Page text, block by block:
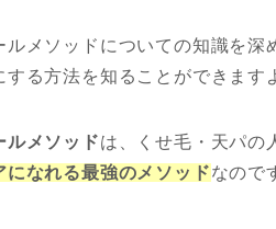
ルメソッドについての知識を
する方法を知ることができます
ルメソッドは、くせ毛・天パの
になれる最強のメソッドなので